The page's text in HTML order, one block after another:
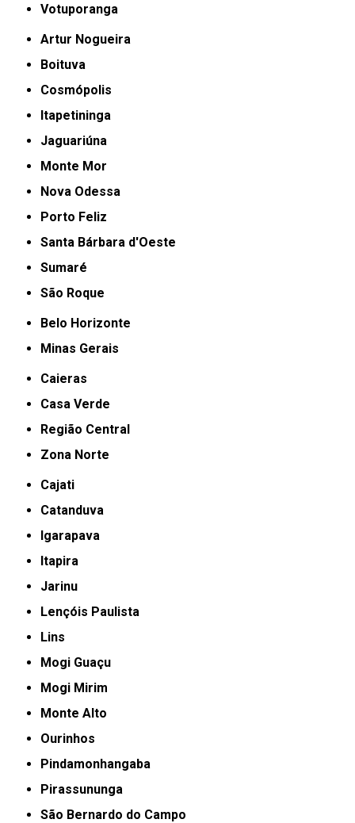
Votuporanga
Artur Nogueira
Boituva
Cosmópolis
Itapetininga
Jaguariúna
Monte Mor
Nova Odessa
Porto Feliz
Santa Bárbara d'Oeste
Sumaré
São Roque
Belo Horizonte
Minas Gerais
Caieras
Casa Verde
Região Central
Zona Norte
Cajati
Catanduva
Igarapava
Itapira
Jarinu
Lençóis Paulista
Lins
Mogi Guaçu
Mogi Mirim
Monte Alto
Ourinhos
Pindamonhangaba
Pirassununga
São Bernardo do Campo